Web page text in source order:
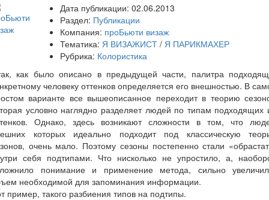
Дата публикации: 02.06.2013
Раздел: Публикации
Компания: проБьюти визаж
Тематика: Я ВИЗАЖИСТ / Я ПАРИКМАХЕР
Рубрика: Колористика
как было описано в предыдущей части, палитра
человеку оттенков определяется его внешностью. В
варианте все вышеописанное переходит в теорию
условно наглядно разделяет людей по типам подходящих
Однако, здесь возникают сложности в том, что
которых идеально подходит под классическую
очень мало. Поэтому сезоны постепенно стали
себя подтипами. Что нисколько не упростило, а,
понимание и применение метода, сильно
необходимой для запоминания информации.
пример, такого разбиения типов на подтипы.